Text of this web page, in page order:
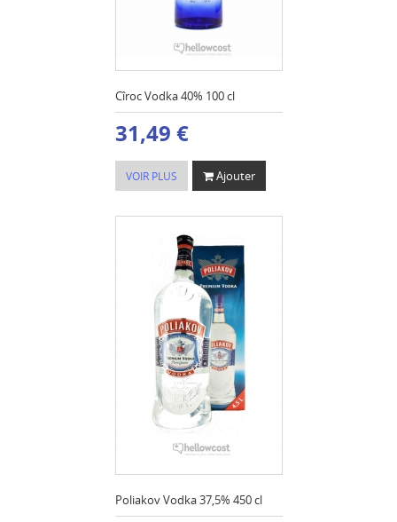
Cîroc Vodka 40% 100 cl
31,49 €
VOIR PLUS Ajouter
Poliakov Vodka 37,5% 450 cl